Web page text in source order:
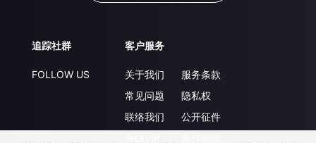
追踪社群
FOLLOW US
客户服务
关于我们
常见问题
联络我们
服务条款
隐私权
公开征件